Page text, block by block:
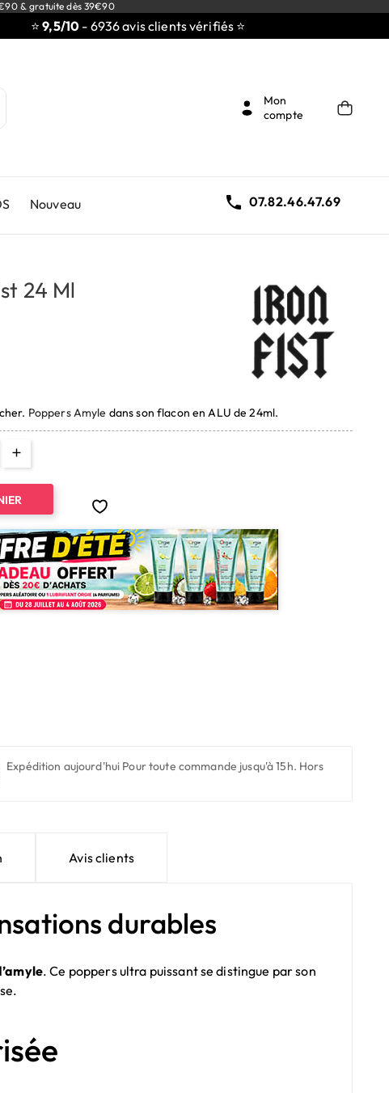
& gratuite dès 39€90
9,5/10- 6936 avis clients vérifiés ⭐
Mon
compte
Nouveau  07.82.46.47.69
24 Ml
Poppers Amyle dans son flacon en ALU de 24ml.
Expédition aujourd'hui Pour toute commande jusqu'à 15h. Hors
Avis clients
durables
. Ce poppers ultra puissant se distingue par son